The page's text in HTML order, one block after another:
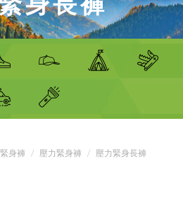
身褲 壓力緊身褲 壓力緊身長褲